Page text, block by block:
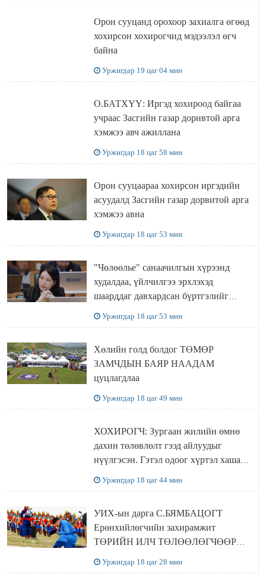
Орон сууцанд орохоор захиалга өгөөд
хохирсон хохирогчид мэдээлэл өгч
байна
Уржигдар 19 цаг 04 мин
О.БАТХҮҮ: Иргэд хохироод байгаа
учраас Засгийн газар доривтой арга
хэмжээ авч ажиллана
Уржигдар 18 цаг 58 мин
Орон сууцаараа хохирсон иргэдийн
асуудалд Засгийн газар дорвитой арга
хэмжээ авна
Уржигдар 18 цаг 53 мин
"Чөлөөлье" санаачилгын хүрээнд
худалдаа, үйлчилгээ эрхлэхэд
шаарддаг давхардсан бүртгэлийг
Уржигдар 18 цаг 53 мин
Хөлийн голд болдог ТӨМӨР
ЗАМЧДЫН БАЯР НААДАМ
цуцлагдлаа
Уржигдар 18 цаг 49 мин
ХОХИРОГЧ: Зургаан жилийн өмнө
дахин төлөвлөлт гээд айлуудыг
нүүлгэсэн. Гэтэл одоог хүртэл хашаа
Уржигдар 18 цаг 44 мин
УИХ-ын дарга С.БЯМБАЦОГТ
Ерөнхийлөгчийн захирамжит
ТӨРИЙН ИЛЧ ТӨЛӨӨЛӨГЧӨӨР
Уржигдар 18 цаг 28 мин